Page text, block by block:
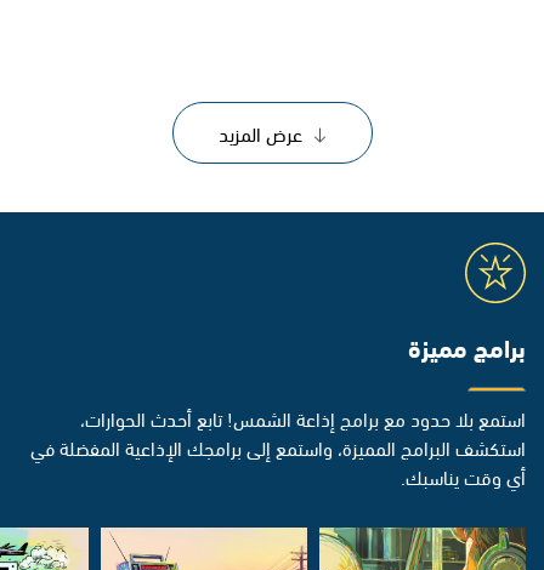
عرض المزيد
برامج مميزة
استمع بلا حدود مع برامج إذاعة الشمس! تابع أحدث الحوارات،
استكشف البرامج المميزة، واستمع إلى برامجك الإذاعية المفضلة في
أي وقت يناسبك.